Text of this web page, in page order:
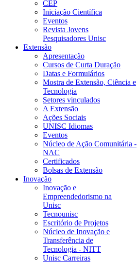
CEP
Iniciação Científica
Eventos
Revista Jovens
Pesquisadores Unisc
Extensão
Apresentação
Cursos de Curta Duração
Datas e Formulários
Mostra de Extensão, Ciência e
Tecnologia
Setores vinculados
A Extensão
Ações Sociais
UNISC Idiomas
Eventos
Núcleo de Ação Comunitária -
NAC
Certificados
Bolsas de Extensão
Inovação
Inovação e
Empreendedorismo na
Unisc
Tecnounisc
Escritório de Projetos
Núcleo de Inovação e
Transferência de
Tecnologia - NITT
Unisc Carreiras